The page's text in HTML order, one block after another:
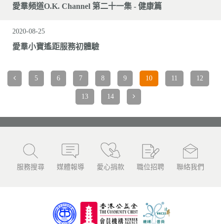
愛羣頻道O.K. Channel 第二十一集 - 健康篇
2020-08-25
愛羣小寶遙距服務初體驗
5 6 7 8 9 10 11 12
13 14
服務搜尋 媒體報導 愛心捐款 職位招聘 聯絡我們